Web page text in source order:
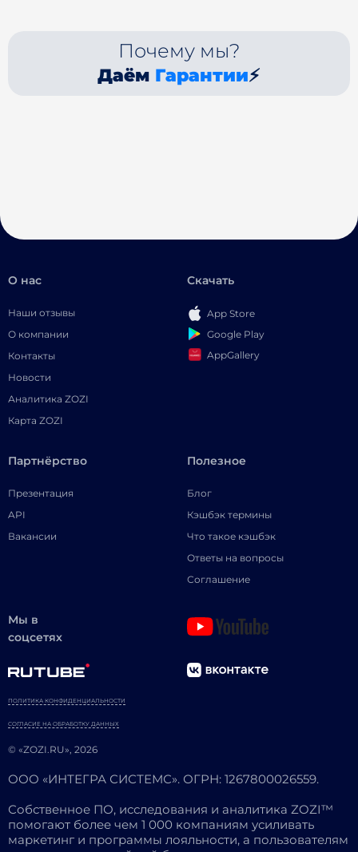
Почему мы?
Даём Гарантии⚡
О нас
Наши отзывы
О компании
Контакты
Новости
Аналитика ZOZI
Карта ZOZI
Скачать
App Store
Google Play
AppGallery
Партнёрство
Презентация
API
Вакансии
Полезное
Блог
Кэшбэк термины
Что такое кэшбэк
Ответы на вопросы
Соглашение
Мы в
соцсетях
© «ZOZI.RU», 2026
ПОЛИТИКА КОНФИДЕНЦИАЛЬНОСТИ
СОГЛАСИЕ НА ОБРАБОТКУ ДАННЫХ
ООО «ИНТЕГРА СИСТЕМС». ОГРН: 1267800026559.
Собственное ПО, исследования и аналитика ZOZI™
помогают более чем 1 000 компаниям усиливать
маркетинг и программы лояльности, а пользователям